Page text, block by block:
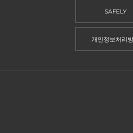
SAFELY
개인정보처리